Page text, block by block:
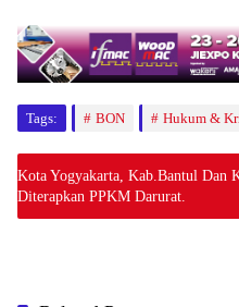
Tags: BON Hukum &
Kota Yogyakarta, Kab.Bantul Dan
Diterapkan PPKM Darurat.